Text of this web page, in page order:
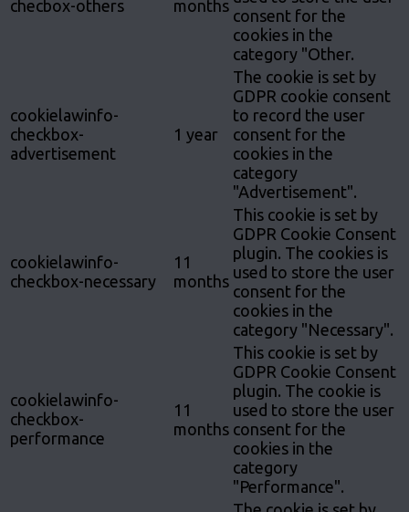
checbox-others
months
consent for the
cookies in the
category "Other.
cookielawinfo-
checkbox-
advertisement
1 year
The cookie is set by
GDPR cookie consent
to record the user
consent for the
cookies in the
category
"Advertisement".
cookielawinfo-
checkbox-necessary
11
months
This cookie is set by
GDPR Cookie Consent
plugin. The cookies is
used to store the user
consent for the
cookies in the
category "Necessary".
cookielawinfo-
checkbox-
performance
11
months
This cookie is set by
GDPR Cookie Consent
plugin. The cookie is
used to store the user
consent for the
cookies in the
category
"Performance".